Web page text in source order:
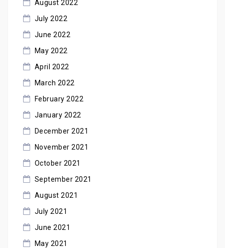
August 2022
July 2022
June 2022
May 2022
April 2022
March 2022
February 2022
January 2022
December 2021
November 2021
October 2021
September 2021
August 2021
July 2021
June 2021
May 2021